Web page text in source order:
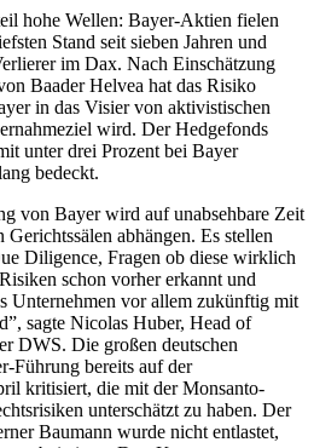
hohe Wellen: Bayer-Aktien fielen
Stand seit sieben Jahren und
im Dax. Nach Einschätzung
Baader Helvea hat das Risiko
in das Visier von aktivistischen
wird. Der Hedgefonds
unter drei Prozent bei Bayer
bedeckt.
von Bayer wird auf unabsehbare Zeit
abhängen. Es stellen
Diligence, Fragen ob diese wirklich
schon vorher erkannt und
Unternehmen vor allem zukünftig mit
sagte Nicolas Huber, Head of
DWS. Die großen deutschen
Führung bereits auf der
kritisiert, die mit der Monsanto-
unterschätzt zu haben. Der
Baumann wurde nicht entlastet,